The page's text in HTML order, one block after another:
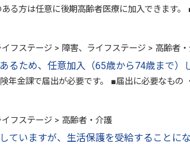
る方は任意に後期高齢者医療に加入できます
フステージ > 障害、ライフステージ > 高齢者
るため、任意加入（65歳から74歳まで）
年金課で届出が必要です。 ■届出に必要なも
フステージ > 高齢者・介護
ていますが、生活保護を受給することに